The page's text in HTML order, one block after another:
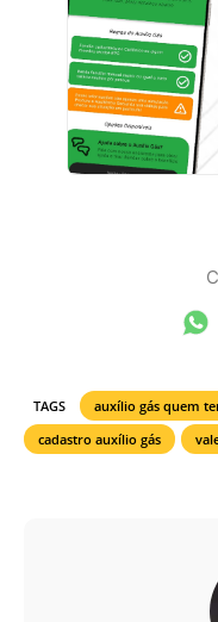
TAGS auxílio gás quem
cadastro auxílio gás